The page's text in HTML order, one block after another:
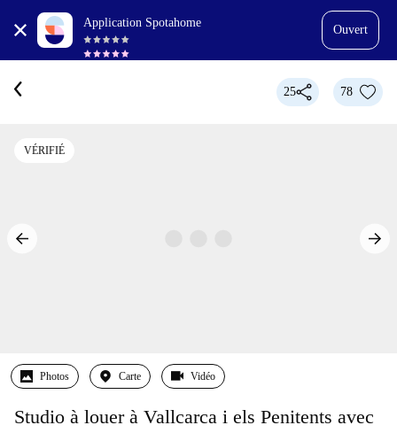
Application Spotahome
Ouvert
25 78
VÉRIFIÉ
Photos Carte Vidéo
Studio à louer à Vallcarca i els Penitents avec